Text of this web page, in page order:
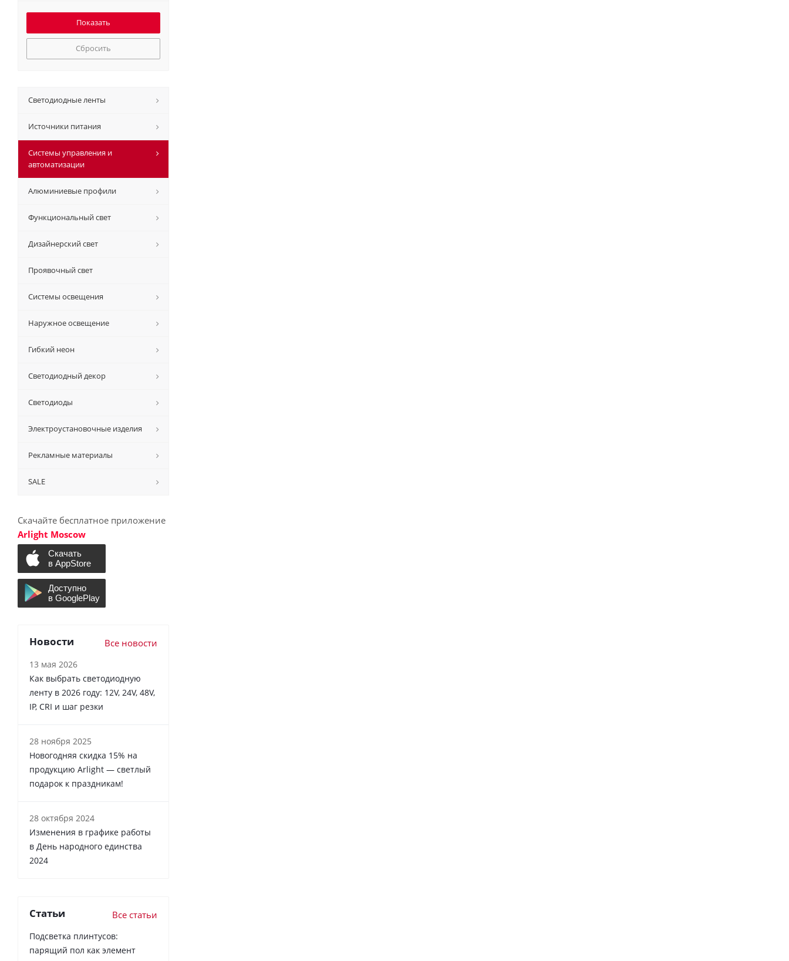
Сбросить
Светодиодные ленты
Источники питания
Системы управления и
автоматизации
Алюминиевые профили
Функциональный свет
Дизайнерский свет
Проявочный свет
Системы освещения
Наружное освещение
Гибкий неон
Светодиодный декор
Светодиоды
Электроустановочные изделия
Рекламные материалы
SALE
Скачайте бесплатное приложение
Arlight Moscow
Новости Все новости
13 мая 2026
Как выбрать светодиодную
ленту в 2026 году: 12V, 24V, 48V,
IP, CRI и шаг резки
28 ноября 2025
Новогодняя скидка 15% на
продукцию Arlight — светлый
подарок к праздникам!
28 октября 2024
Изменения в графике работы
в День народного единства
2024
Статьи Все статьи
Подсветка плинтусов:
парящий пол как элемент